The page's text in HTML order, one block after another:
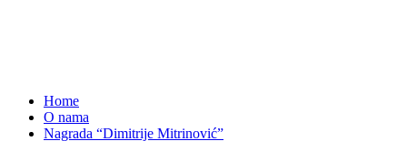
Home
O nama
Nagrada “Dimitrije Mitrinović”